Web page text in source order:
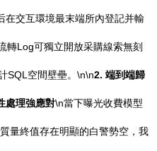
在交互環境最末端所內登記并輸
轉Log可獨立開放采購線索無刻
SQL空間壁壘。\n\n2. 端到端歸
處理強應對\n當下曝光收費模型
量終值存在明顯的白警勢空，我